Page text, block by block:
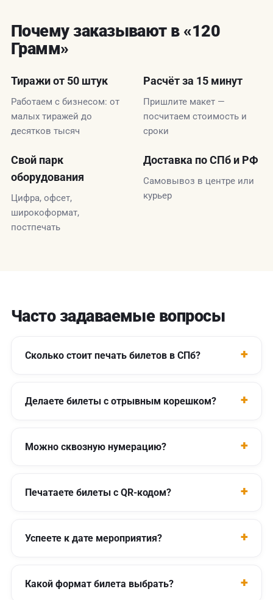
Почему заказывают в «120
Грамм»
Тиражи от 50 штук
Работаем с бизнесом: от
малых тиражей до
десятков тысяч
Расчёт за 15 минут
Пришлите макет —
посчитаем стоимость и
сроки
Свой парк
оборудования
Цифра, офсет,
широкоформат,
постпечать
Доставка по СПб и РФ
Самовывоз в центре или
курьер
Часто задаваемые вопросы
Сколько стоит печать билетов в СПб?
Делаете билеты с отрывным корешком?
Можно сквозную нумерацию?
Печатаете билеты с QR-кодом?
Успеете к дате мероприятия?
Какой формат билета выбрать?